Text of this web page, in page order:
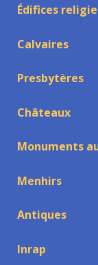
Édifices
Calvaires
Presbytères
Châteaux
Monuments
Menhirs
Antiques
Inrap